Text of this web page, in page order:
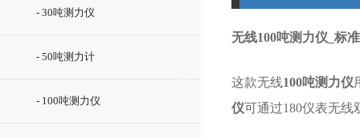
- 30吨测力仪
- 50吨测力计
- 100吨测力仪
无线100吨测力仪_标
这款无线100吨测力仪
仪可通过180仪表无线